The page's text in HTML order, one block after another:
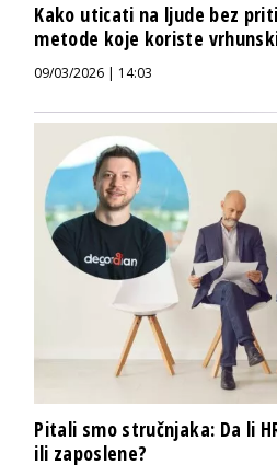
Kako uticati na ljude bez
metode koje koriste
09/03/2026 | 14:03
Pitali smo stručnjaka: Da li
ili zaposlene?